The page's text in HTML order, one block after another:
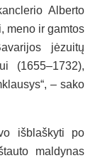
Alberto
meno ir gamtos
jėzuitų
(1655–1732),
– sako
išblaškyti po
maldynas